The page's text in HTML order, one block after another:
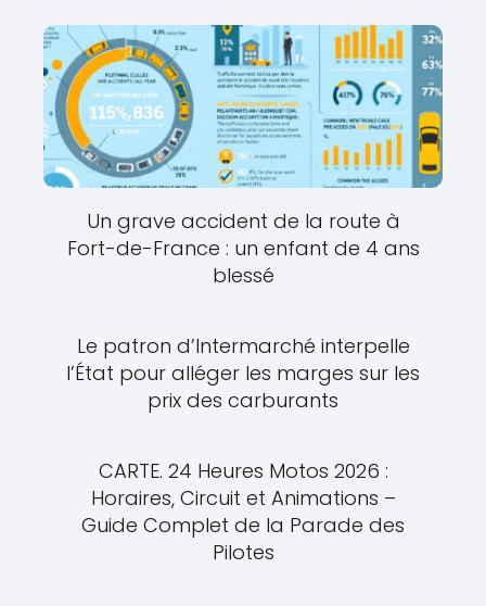
Un grave accident de la route à
Fort-de-France : un enfant de 4 ans
blessé
Le patron d’Intermarché interpelle
l’État pour alléger les marges sur les
prix des carburants
CARTE. 24 Heures Motos 2026 :
Horaires, Circuit et Animations –
Guide Complet de la Parade des
Pilotes